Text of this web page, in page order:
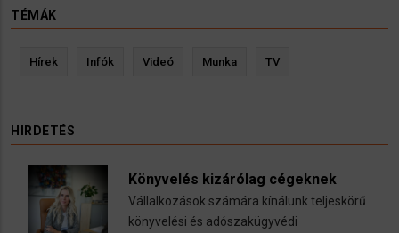
TÉMÁK
Hírek Infók Videó Munka TV
HIRDETÉS
Könyvelés kizárólag cégeknek
Vállalkozások számára kínálunk teljeskörű
könyvelési és adószakügyvédi